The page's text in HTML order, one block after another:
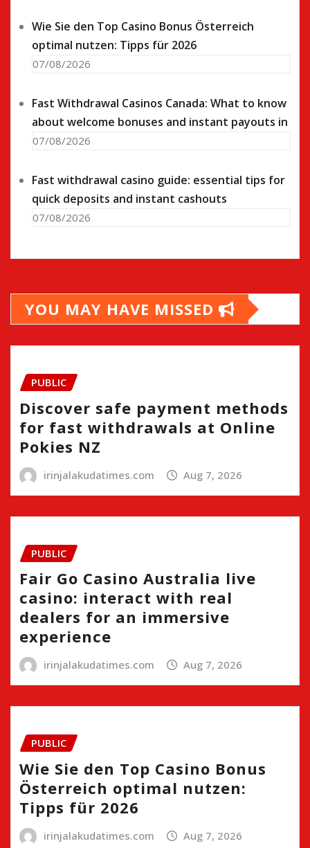
Wie Sie den Top Casino Bonus Österreich
optimal nutzen: Tipps für 2026
07/08/2026
Fast Withdrawal Casinos Canada: What to know
about welcome bonuses and instant payouts in
07/08/2026
Fast withdrawal casino guide: essential tips for
quick deposits and instant cashouts
07/08/2026
YOU MAY HAVE MISSED
PUBLIC
Discover safe payment methods
for fast withdrawals at Online
Pokies NZ
irinjalakudatimes.com Aug 7, 2026
PUBLIC
Fair Go Casino Australia live
casino: interact with real
dealers for an immersive
experience
irinjalakudatimes.com Aug 7, 2026
PUBLIC
Wie Sie den Top Casino Bonus
Österreich optimal nutzen:
Tipps für 2026
irinjalakudatimes.com Aug 7, 2026